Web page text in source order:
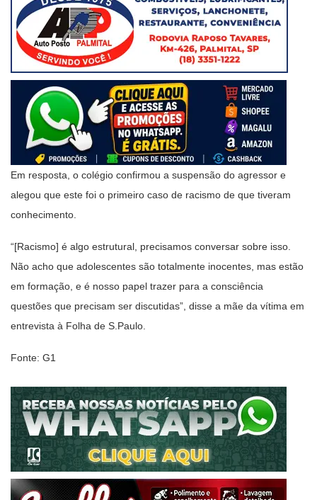
Em resposta, o colégio confirmou a suspensão do agressor e
alegou que este foi o primeiro caso de racismo de que tiveram
conhecimento.
“[Racismo] é algo estrutural, precisamos conversar sobre isso.
Não acho que adolescentes são totalmente inocentes, mas estão
em formação, e é nosso papel trazer para a consciência
questões que precisam ser discutidas”, disse a mãe da vítima em
entrevista à Folha de S.Paulo.
Fonte: G1